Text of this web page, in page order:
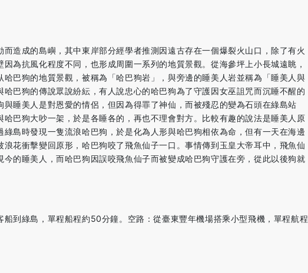
而造成的島嶼，其中東岸部分經學者推測因遠古存在一個爆裂火山口，除了有火
因為抗風化程度不同，也形成周圍一系列的地質景觀。從海參坪上小長城遠眺，
哈巴狗的地質景觀，被稱為「哈巴狗岩」，與旁邊的睡美人岩並稱為「睡美人與
哈巴狗的傳說眾說紛紜，有人說忠心的哈巴狗為了守護因女巫詛咒而沉睡不醒的
與睡美人是對恩愛的情侶，但因為得罪了神仙，而被殘忍的變為石頭在綠島站
哈巴狗大吵一架，於是各睡各的，再也不理會對方。比較有趣的說法是睡美人原
綠島時發現一隻流浪哈巴狗，於是化為人形與哈巴狗相依為命，但有一天在海邊
浪花衝擊變回原形，哈巴狗咬了飛魚仙子一口。事情傳到玉皇大帝耳中，飛魚仙
今的睡美人，而哈巴狗因誤咬飛魚仙子而被變成哈巴狗守護在旁，從此以後狗就
船到綠島，單程船程約50分鐘。空路：從臺東豐年機場搭乘小型飛機，單程航程